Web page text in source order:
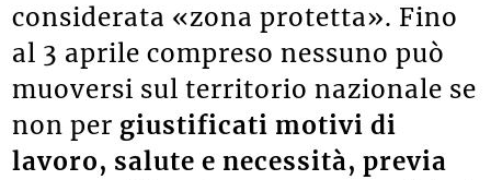
considerata «zona protetta». Fino
al 3 aprile compreso nessuno può
muoversi sul territorio nazionale se
non per giustificati motivi di
lavoro, salute e necessità, previa